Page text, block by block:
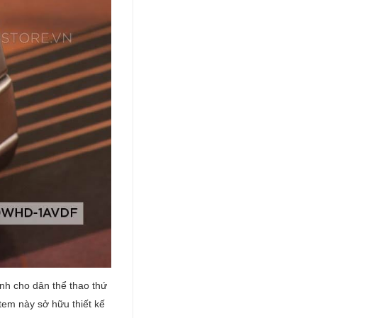
cho dân thể thao thứ
này sở hữu thiết kế